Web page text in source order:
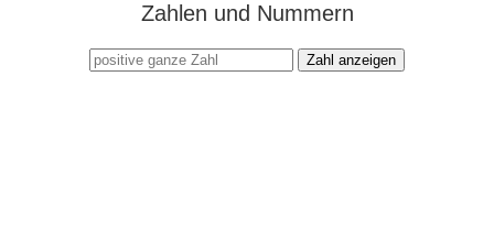
Zahlen und Nummern
Zahl anzeigen